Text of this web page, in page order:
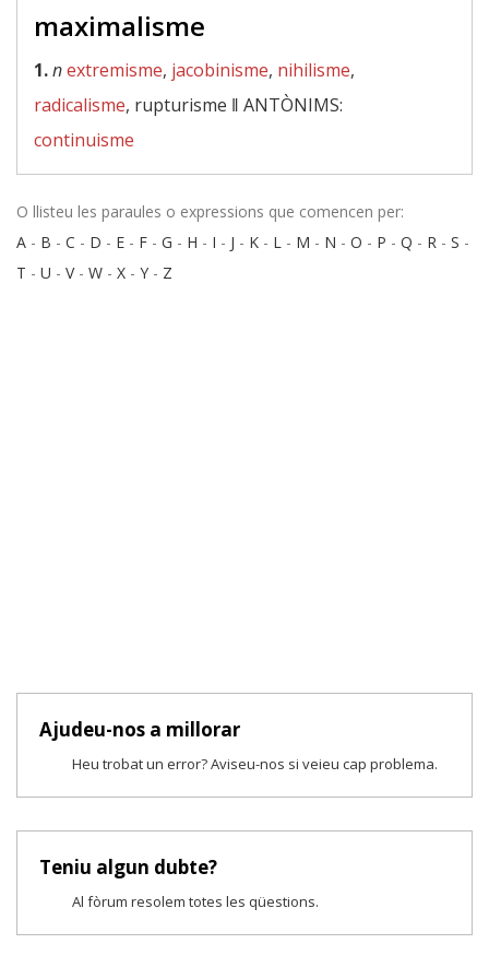
maximalisme
1.nextremisme, jacobinisme, nihilisme,
radicalisme, rupturisme ‖ ANTÒNIMS:
continuisme
O llisteu les paraules o expressions que comencen per:
A - B - C - D - E - F - G - H - I - J - K - L - M - N - O - P - Q - R - S -
T - U - V- W - X - Y - Z
Ajudeu-nos a millorar
Heu trobat un error? Aviseu-nos si veieu cap problema.
Teniu algun dubte?
Al fòrum resolem totes les qüestions.